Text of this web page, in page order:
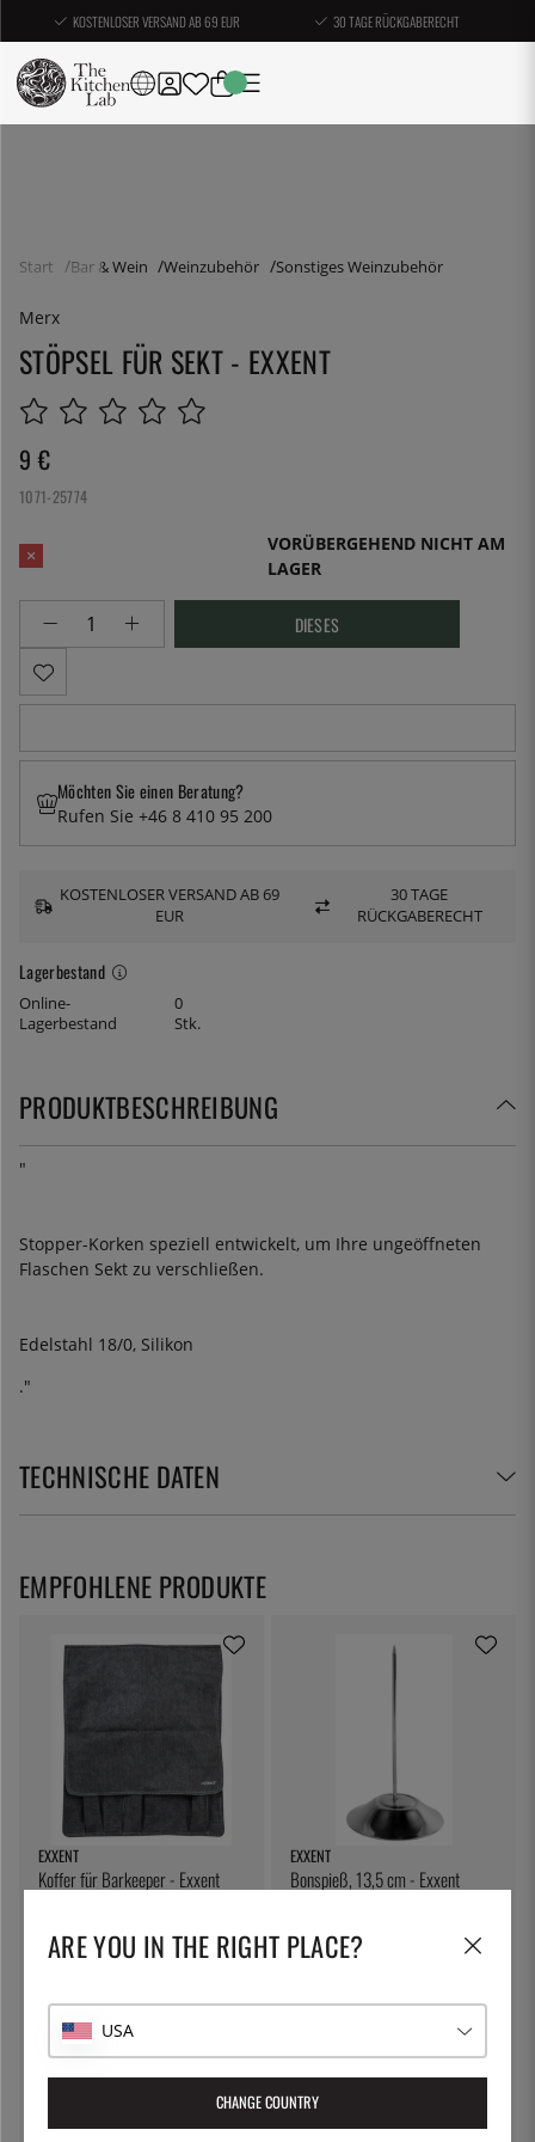
KOSTENLOSER VERSAND AB 69 EUR 30 TAGE RÜCKGABERECHT
Start Bar & Wein Weinzubehör Sonstiges Weinzubehör
Merx
STÖPSEL FÜR SEKT - EXXENT
9 €
1071-25774
VORÜBERGEHEND NICHT AM
LAGER
DIESES
Lagerbestand
Online-
Lagerbestand
0
Stk.
Möchten Sie einen Beratung?
Rufen Sie +46 8 410 95 200
KOSTENLOSER VERSAND AB 69
EUR
30 TAGE
RÜCKGABERECHT
PRODUKTBESCHREIBUNG
"
Stopper-Korken speziell entwickelt, um Ihre ungeöffneten
Flaschen Sekt zu verschließen.
Edelstahl 18/0, Silikon
."
TECHNISCHE DATEN
EXXENT
Koffer für Barkeeper - Exxent
13 €
EXXENT
Bonspieß, 13,5 cm - Exxent
7 €
EMPFOHLENE PRODUKTE
ARE YOU IN THE RIGHT PLACE?
USA
CHANGE COUNTRY